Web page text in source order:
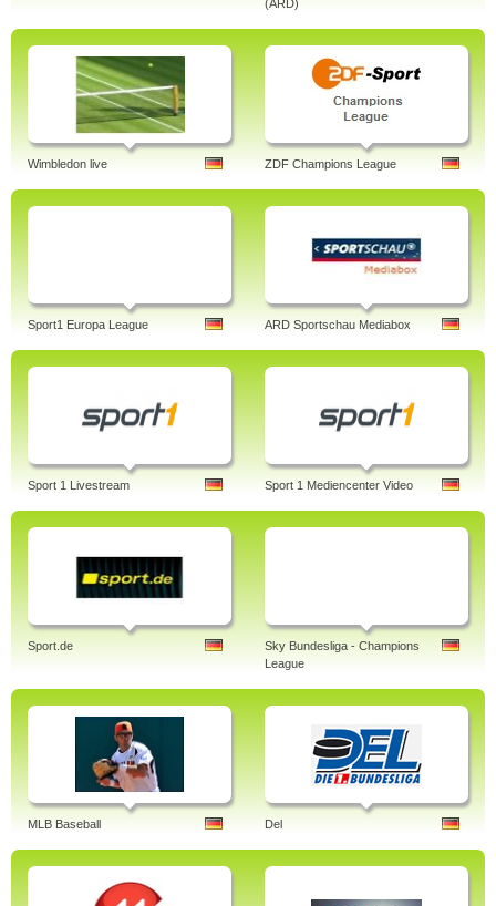
(ARD)
Wimbledon live ZDF Champions League
Sport1 Europa League ARD Sportschau Mediabox
Sport 1 Livestream Sport 1 Mediencenter Video
Sport.de
Sky Bundesliga - Champions
League
MLB Baseball Del